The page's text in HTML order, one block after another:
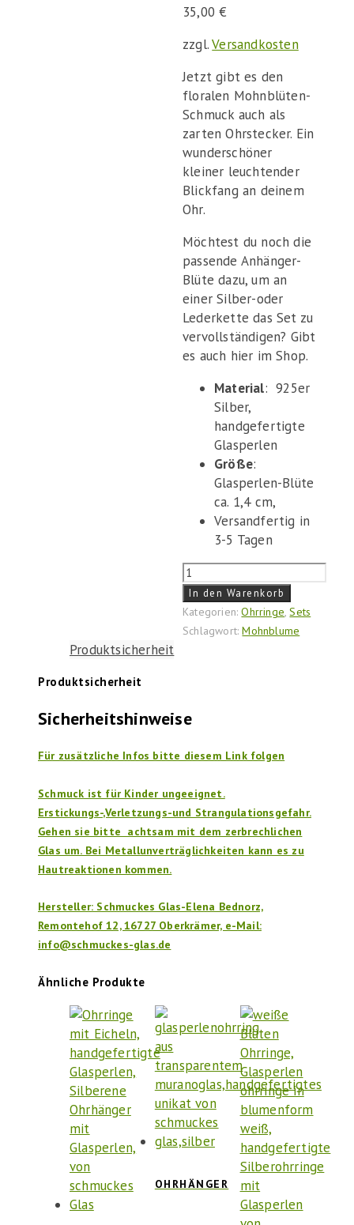
35,00€
zzgl.Versandkosten
Jetzt gibt es den
floralen Mohnblüten-
Schmuck auch als
zarten Ohrstecker. Ein
wunderschöner
kleiner leuchtender
Blickfang an deinem
Ohr.
Möchtest du noch die
passende Anhänger-
Blüte dazu, um an
einer Silber-oder
Lederkette das Set zu
vervollständigen? Gibt
es auch hier im Shop.
Material: 925er
Silber,
handgefertigte
Glasperlen
Größe:
Glasperlen-Blüte
ca. 1,4 cm,
Versandfertig in
3-5 Tagen
Ohrstecker
"Mohnblume"
Menge
In den Warenkorb
Kategorien:Ohrringe,Sets
Schlagwort:Mohnblume
Produktsicherheit
Produktsicherheit
Sicherheitshinweise
Für zusätzliche Infos bitte diesem Link folgen
Schmuck ist für Kinder ungeeignet.
Erstickungs-,Verletzungs-und Strangulationsgefahr.
Gehen sie bitte achtsam mit dem zerbrechlichen
Glas um. Bei Metallunverträglichkeiten kann es zu
Hautreaktionen kommen.
Hersteller: Schmuckes Glas-Elena Bednorz,
Remontehof 12, 16727 Oberkrämer, e-Mail:
info@schmuckes-glas.de
Ähnliche Produkte
OHRHÄNGER